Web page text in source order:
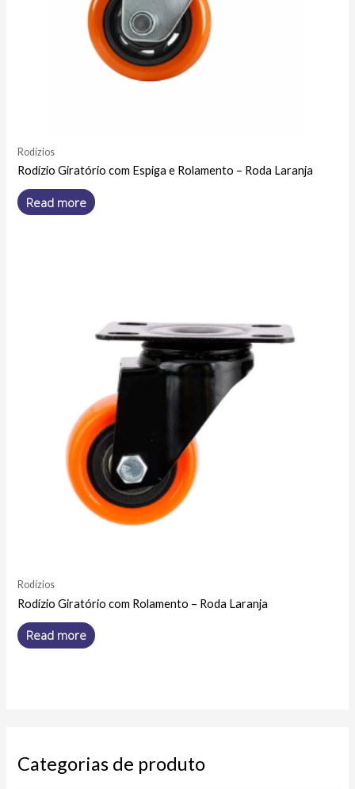
Rodízios
Rodízio Giratório com Espiga e Rolamento – Roda Laranja
Read more
Rodízios
Rodízio Giratório com Rolamento – Roda Laranja
Read more
Categorias de produto